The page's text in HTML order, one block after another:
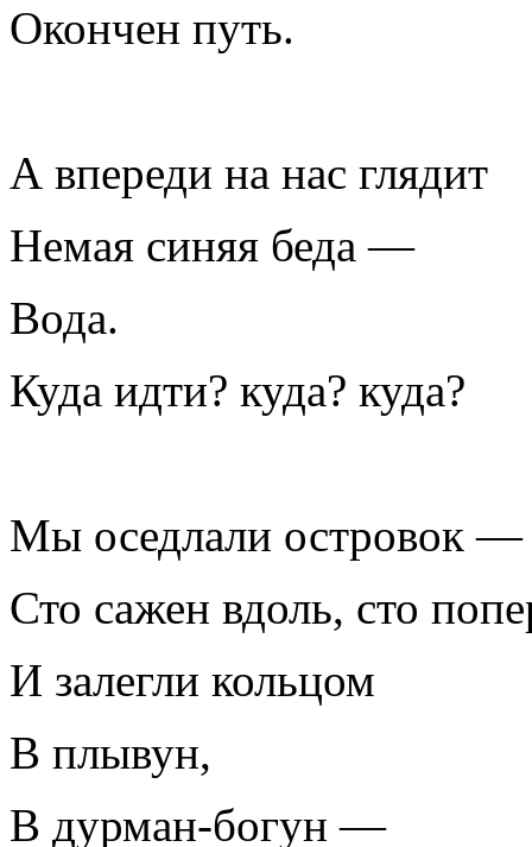
Окончен путь.
А впереди на нас глядит
Немая синяя беда —
Вода.
Куда идти? куда? куда?
Мы оседлали островок —
Сто сажен вдоль, сто
И залегли кольцом
В плывун,
В дурман-богун —